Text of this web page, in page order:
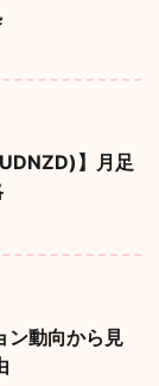
】月足
ン動向から見